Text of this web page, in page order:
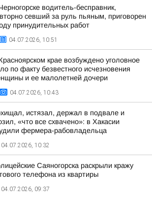
водитель-бесправник,
севший за руль пьяным, приговорен
принудительных работ
04.07.2026, 10:51
крае возбуждено уголовное
по факту безвестного исчезновения
и ее малолетней дочери
04.07.2026, 10:43
истязал, держал в подвале и
«что все схвачено»: в Хакасии
фермера-рабовладельца
04.07.2026, 10:32
Саяногорска раскрыли кражу
телефона из квартиры
04.07.2026, 09:37